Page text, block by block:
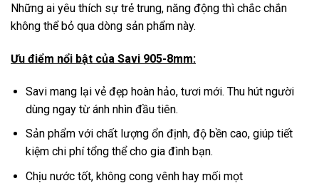
Những ai yêu thích sự trẻ trung, năng động thì chắc chắn
không thể bỏ qua dòng sản phẩm này.
Ưu điểm nổi bật của Savi 905-8mm:
Savi mang lại vẻ đẹp hoàn hảo, tươi mới. Thu hút người
dùng ngay từ ánh nhìn đầu tiên.
Sản phẩm với chất lượng ổn định, độ bền cao, giúp tiết
kiệm chi phí tổng thể cho gia đình bạn.
Chịu nước tốt, không cong vênh hay mối mọt